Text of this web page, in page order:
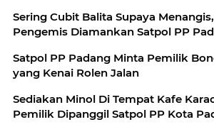
Sering Cubit Balita Supaya
Pengemis Diamankan Satpol PP
Satpol PP Padang Minta Pemilik
yang Kenai Rolen Jalan
Sediakan Minol Di Tempat Kafe
Pemilik Dipanggil Satpol PP Kota